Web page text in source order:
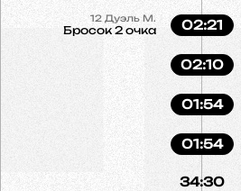
12 Дуэль М.
Бросок 2 очка 02:21
02:10
01:54
01:54
34:30